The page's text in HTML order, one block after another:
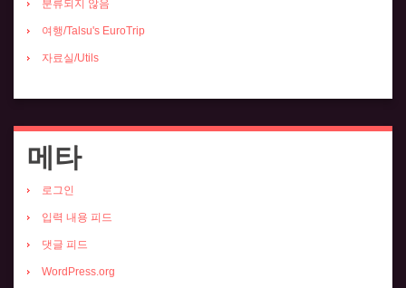
분류되지 않음
여행/Talsu's EuroTrip
자료실/Utils
메타
로그인
입력 내용 피드
댓글 피드
WordPress.org